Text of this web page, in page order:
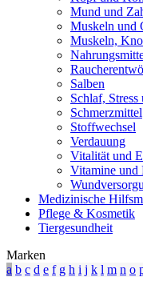
Mund und
Muskeln und
Muskeln,
Salben
Schlaf,
Schmerzmittel
Stoffwechsel
Verdauung
Vitalität und
Vitamine und
Medizinische
Pflege & Kosmetik
Tiergesundheit
Marken
a b c d e f g h i j k l m n o